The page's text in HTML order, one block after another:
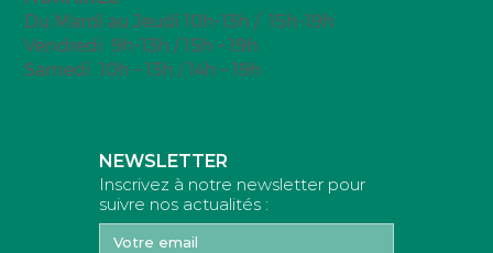
Du Mardi au Jeudi 10h-13h / 15h-19h
Vendredi 9h-13h / 15h – 19h
Samedi 10h – 13h / 14h – 19h
NEWSLETTER
Inscrivez à notre newsletter pour
suivre nos actualités :